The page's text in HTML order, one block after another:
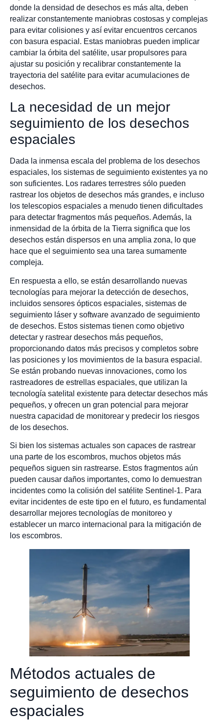
donde la densidad de desechos es más alta, deben
realizar constantemente maniobras costosas y complejas
para evitar colisiones y así evitar encuentros cercanos
con basura espacial. Estas maniobras pueden implicar
cambiar la órbita del satélite, usar propulsores para
ajustar su posición y recalibrar constantemente la
trayectoria del satélite para evitar acumulaciones de
desechos.
La necesidad de un mejor
seguimiento de los desechos
espaciales
Dada la inmensa escala del problema de los desechos
espaciales, los sistemas de seguimiento existentes ya no
son suficientes. Los radares terrestres sólo pueden
rastrear los objetos de desechos más grandes, e incluso
los telescopios espaciales a menudo tienen dificultades
para detectar fragmentos más pequeños. Además, la
inmensidad de la órbita de la Tierra significa que los
desechos están dispersos en una amplia zona, lo que
hace que el seguimiento sea una tarea sumamente
compleja.
En respuesta a ello, se están desarrollando nuevas
tecnologías para mejorar la detección de desechos,
incluidos sensores ópticos espaciales, sistemas de
seguimiento láser y software avanzado de seguimiento
de desechos. Estos sistemas tienen como objetivo
detectar y rastrear desechos más pequeños,
proporcionando datos más precisos y completos sobre
las posiciones y los movimientos de la basura espacial.
Se están probando nuevas innovaciones, como los
rastreadores de estrellas espaciales, que utilizan la
tecnología satelital existente para detectar desechos más
pequeños, y ofrecen un gran potencial para mejorar
nuestra capacidad de monitorear y predecir los riesgos
de los desechos.
Si bien los sistemas actuales son capaces de rastrear
una parte de los escombros, muchos objetos más
pequeños siguen sin rastrearse. Estos fragmentos aún
pueden causar daños importantes, como lo demuestran
incidentes como la colisión del satélite Sentinel-1. Para
evitar incidentes de este tipo en el futuro, es fundamental
desarrollar mejores tecnologías de monitoreo y
establecer un marco internacional para la mitigación de
los escombros.
Métodos actuales de
seguimiento de desechos
espaciales